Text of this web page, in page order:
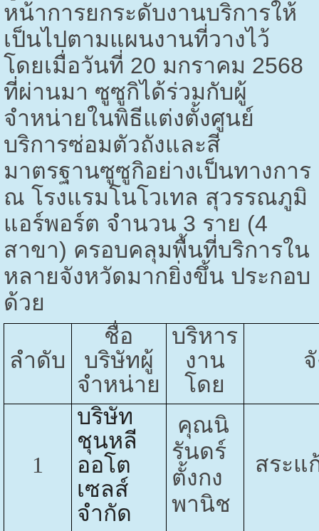
หน้าการยกระดับงานบริการให้
เป็นไปตามแผนงานที่วางไว้
โดยเมื่อวันที่ 20 มกราคม 2568
ที่ผ่านมา ซูซูกิได้ร่วมกับผู้
จำหน่ายในพิธีแต่งตั้งศูนย์
บริการซ่อมตัวถังและสี
มาตรฐานซูซูกิอย่างเป็นทางการ
ณ โรงแรมโนโวเทล สุวรรณภูมิ
แอร์พอร์ต จำนวน 3 ราย (4
สาขา) ครอบคลุมพื้นที่บริการใน
หลายจังหวัดมากยิ่งขึ้น ประกอบ
ด้วย
ลำดับ
ชื่อ
บริษัทผู้
จำหน่าย
บริหาร
งาน
โดย
1
บริษัท
ชุนหลี
ออโต
เซลส์
จำกัด
คุณนิ
รันดร์
ตั้งกง
พานิช
สระแ